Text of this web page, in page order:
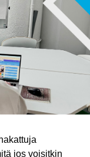
jos voisitkin